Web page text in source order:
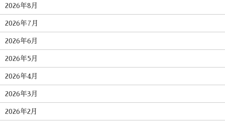
2026年8月
2026年7月
2026年6月
2026年5月
2026年4月
2026年3月
2026年2月